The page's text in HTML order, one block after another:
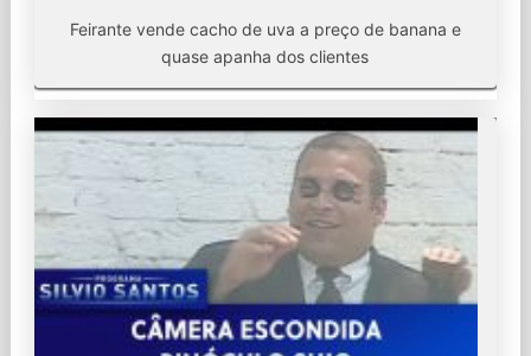
Feirante vende cacho de uva a preço de banana e
quase apanha dos clientes